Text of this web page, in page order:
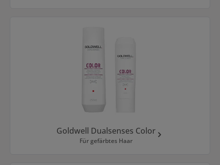
Goldwell Dualsenses Color
Für gefärbtes Haar